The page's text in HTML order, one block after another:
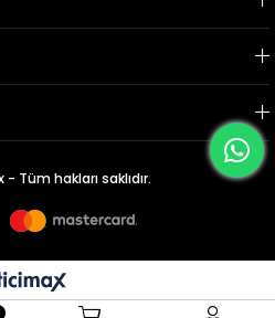
Tüm hakları saklıdır.